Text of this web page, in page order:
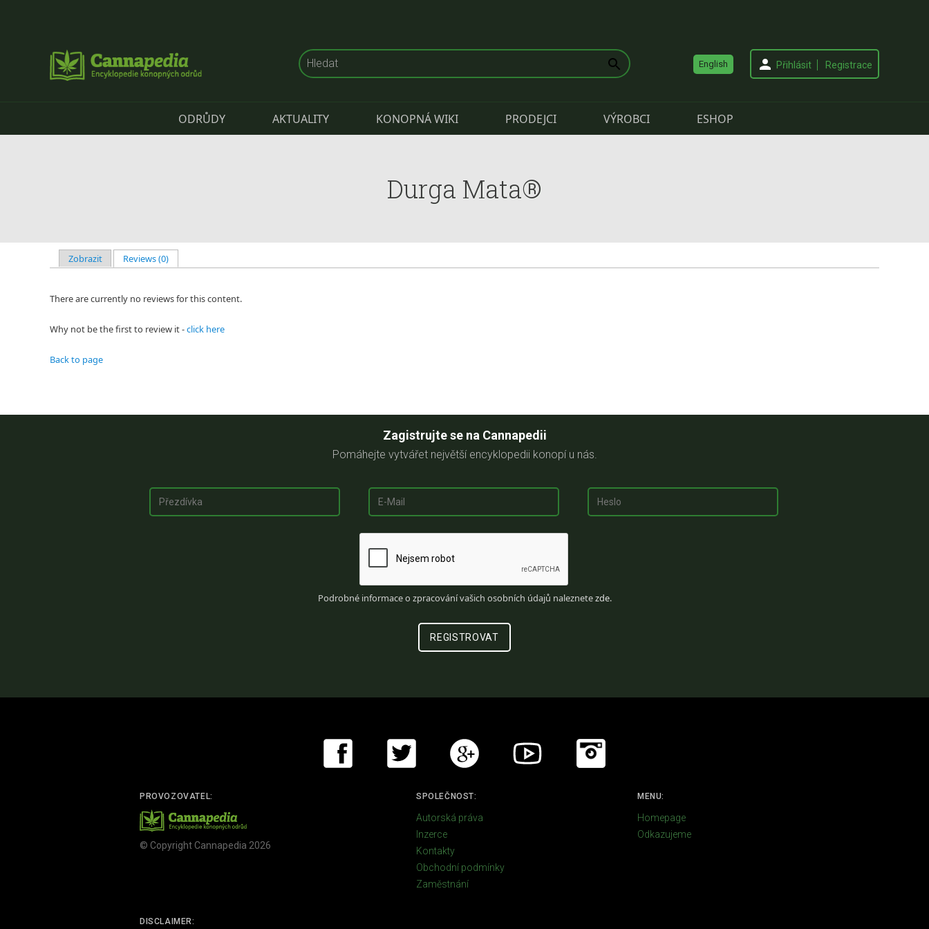
English Přihlásit Registrace
ODRŮDY AKTUALITY KONOPNÁ WIKI PRODEJCI VÝROBCI ESHOP
Durga Mata®
Hlavní záložky
Zobrazit Reviews (0)
There are currently no reviews for this content.
Why not be the first to review it -click here
Back to page
Zagistrujte se na Cannapedii
Pomáhejte vytvářet největší encyklopedii konopí u nás.
Podrobné informace o zpracování vašich osobních údajů naleznetezde.
PROVOZOVATEL:
© Copyright Cannapedia 2026
SPOLEČNOST:
Autorská práva
Inzerce
Kontakty
Obchodní podmínky
Zaměstnání
MENU:
Homepage
Odkazujeme
DISCLAIMER: